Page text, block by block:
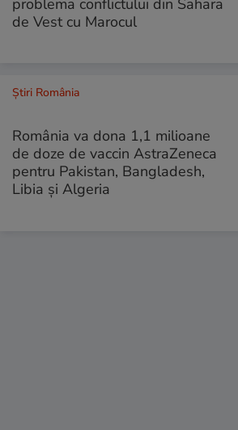
problema conflictului din Sahara
de Vest cu Marocul
Știri România
România va dona 1,1 milioane
de doze de vaccin AstraZeneca
pentru Pakistan, Bangladesh,
Libia și Algeria